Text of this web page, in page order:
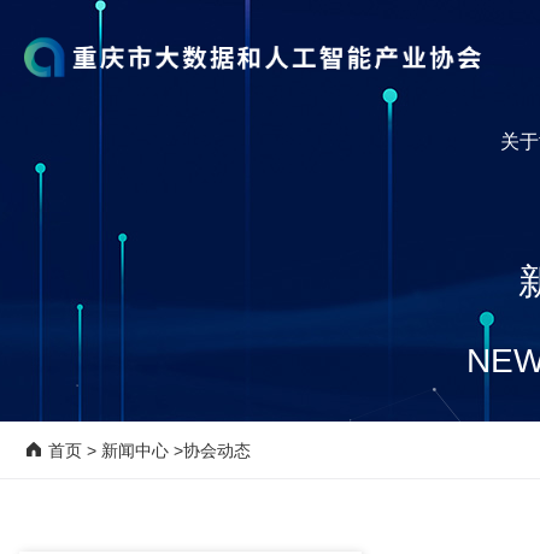
关
首页 > 新闻中心 >协会动态